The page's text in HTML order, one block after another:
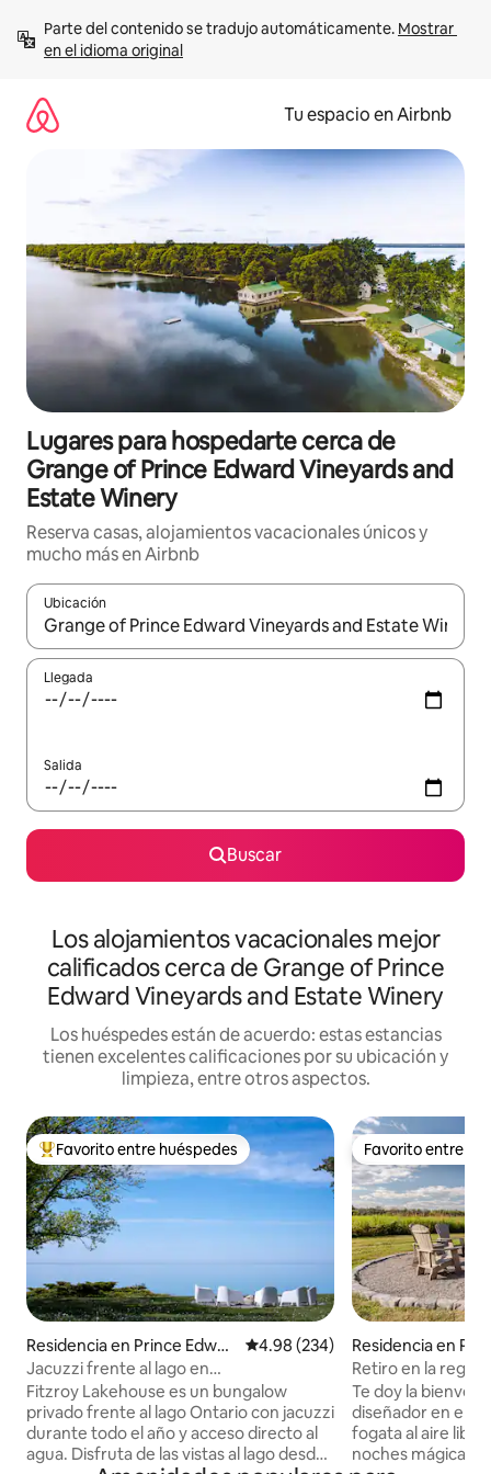
contenido
Parte del contenido se tradujo automáticamente. Mostrar
en el idioma original
Tu espacio en Airbnb
Lugares para hospedarte cerca de
Grange of Prince Edward Vineyards and
Estate Winery
Reserva casas, alojamientos vacacionales únicos y
mucho más en Airbnb
Ubicación
Cuando los resultados estén disponibles, podrás navegar
Llegada
Salida
Buscar
Los alojamientos vacacionales mejor
calificados cerca de Grange of Prince
Edward Vineyards and Estate Winery
Los huéspedes están de acuerdo: estas estancias
tienen excelentes calificaciones por su ubicación y
limpieza, entre otros aspectos.
De los mejores en Favorito entre huéspedes
Favorito entre huéspedes
Residencia en Prince Edwar
d
Calificación promedio: 4.98 de
4.98 (234)
Jacuzzi frente al lago en
Fitzroy Lakehouse
Fitzroy Lakehouse es un bungalow
privado frente al lago Ontario con jacuzzi
durante todo el año y acceso directo al
agua. Disfruta de las vistas al lago desde
Favorito entre
Favorito entre
Residencia en
Retiro en la
junto a viñedos -
Te doy la
diseñador en el
fogata al aire
noches mágicas